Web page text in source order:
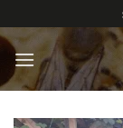
atla